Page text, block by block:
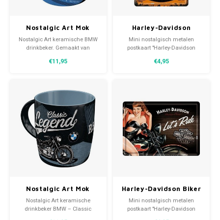
Volkswagen Gadgets
Nostalgic Art Mok
BMW – Garage
Nostalgic Art keramische BMW
drinkbeker. Gemaakt van
allround motiefprint. Een
Repairs.
€11,95
Harley-Davidson
Genuine Garage
Metalen Postcard
Mini nostalgisch metalen
postkaart "Harley-Davidson
hoogwaardig afgewerkt
€4,95
Nostalgic Art Mok
BMW – Classic Legend
Nostalgic Art keramische
drinkbeker BMW – Classic
Harley-Davidson Biker
Babe Let’s Ride
Metalen Postcard
Mini nostalgisch metalen
postkaart "Harley-Davidson